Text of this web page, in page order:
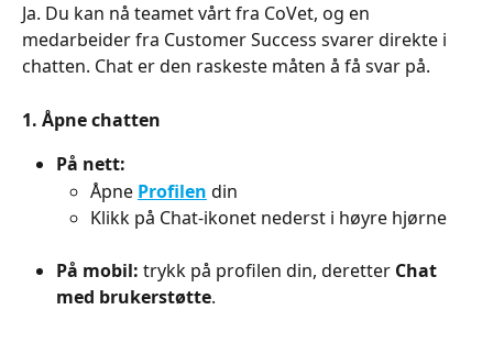
Ja. Du kan nå teamet vårt fra CoVet, og en
medarbeider fra Customer Success svarer direkte i
chatten. Chat er den raskeste måten å få svar på.
1. Åpne chatten
På nett:
Åpne Profilen din
Klikk på Chat-ikonet nederst i høyre hjørne
På mobil: trykk på profilen din, deretter Chat
med brukerstøtte.